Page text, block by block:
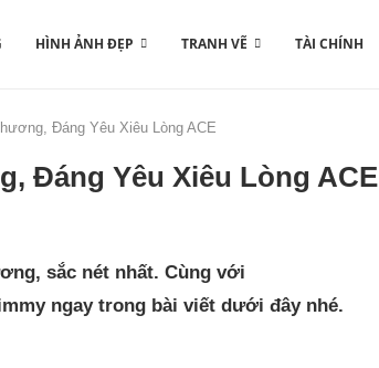
HÌNH ẢNH ĐẸP TRANH VẼ TÀI CHÍNH
Đáng Yêu Xiêu Lòng ACE
Đáng Yêu Xiêu Lòng ACE
sắc nét nhất. Cùng với
ngay trong bài viết dưới đây nhé.